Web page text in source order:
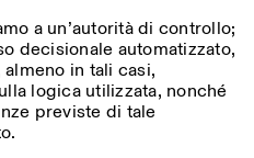
a un’autorità di controllo;
decisionale automatizzato,
in tali casi,
logica utilizzata, nonché
previste di tale